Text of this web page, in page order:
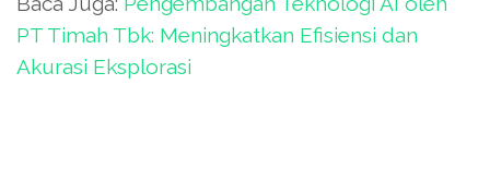
PT Timah Tbk: Meningkatkan Efisiensi dan
Akurasi Eksplorasi